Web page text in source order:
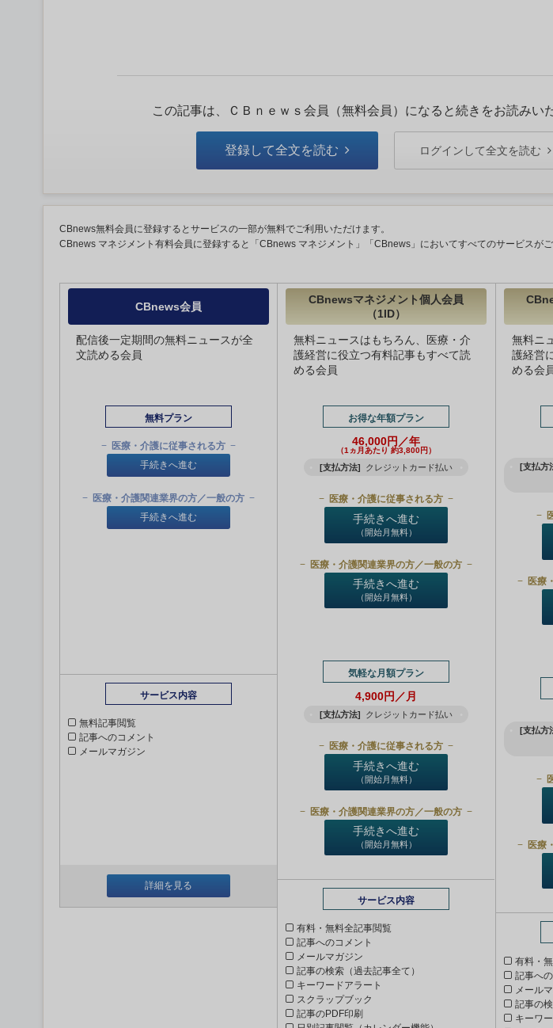
この記事は、ＣＢｎｅｗｓ会員（無料会員）になると続きをお読みい
登録して全文を読む ログインして全文を読む
CBnews無料会員に登録するとサービスの一部が無料でご利用いただけます。
CBnews マネジメント有料会員に登録すると「CBnews マネジメント」「CBnews」においてすべてのサービスがご
CBnews会員
配信後一定期間の無料ニュースが全
文読める会員
無料プラン
医療・介護に従事される方
手続きへ進む
医療・介護関連業界の方／一般の方
手続きへ進む
サービス内容
無料記事閲覧
記事へのコメント
メールマガジン
詳細を見る
CBnewsマネジメント個人会員
（1ID）
無料ニュースはもちろん、医療・介
護経営に役立つ有料記事もすべて読
める会員
お得な年額プラン
46,000円／年
（1ヵ月あたり 約3,800円）
[支払方法] クレジットカード払い
医療・介護に従事される方
手続きへ進む
（開始月無料）
医療・介護関連業界の方／一般の方
手続きへ進む
（開始月無料）
気軽な月額プラン
4,900円／月
[支払方法] クレジットカード払い
医療・介護に従事される方
手続きへ進む
（開始月無料）
医療・介護関連業界の方／一般の方
手続きへ進む
（開始月無料）
サービス内容
有料・無料全記事閲覧
記事へのコメント
メールマガジン
記事の検索（過去記事全て）
キーワードアラート
スクラップブック
記事のPDF印刷
無料ニ
護経営
める会
[支払方
医療
[支払方
医療
有料・
記事へ
メール
記事の
キーワ